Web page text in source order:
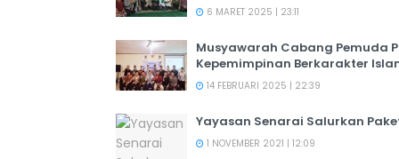
6 MARET 2025 | 23:11
Musyawarah Cabang Pemuda
Kepemimpinan Berkarakter
14 FEBRUARI 2025 | 22:39
Yayasan Senarai Salurkan
1 NOVEMBER 2021 | 12:09